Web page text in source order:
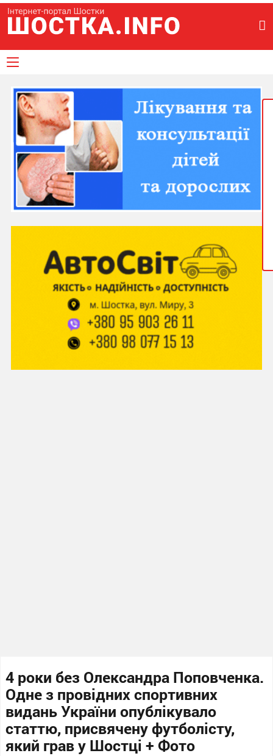
4 роки без Олександра Поповченка.
Одне з провідних спортивних
видань України опублікувало
статтю, присвячену футболісту,
який грав у Шостці + Фото